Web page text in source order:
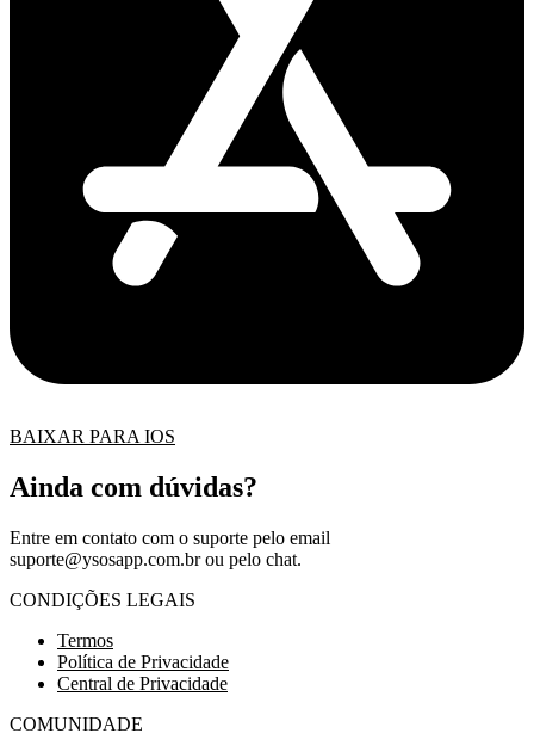
BAIXAR PARA IOS
Ainda com dúvidas?
Entre em contato com o suporte pelo email
suporte@ysosapp.com.brou pelo chat.
CONDIÇÕES LEGAIS
Termos
Política de Privacidade
Central de Privacidade
COMUNIDADE